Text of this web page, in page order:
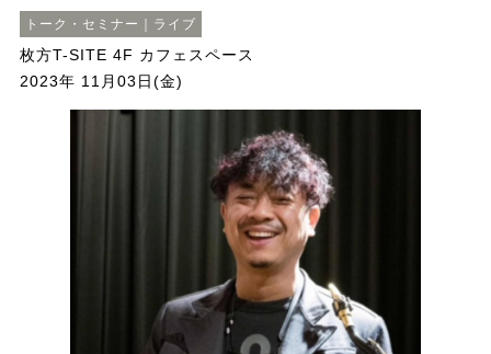
トーク・セミナー｜ライブ
枚方T-SITE 4F カフェスペース
2023年 11月03日(金)